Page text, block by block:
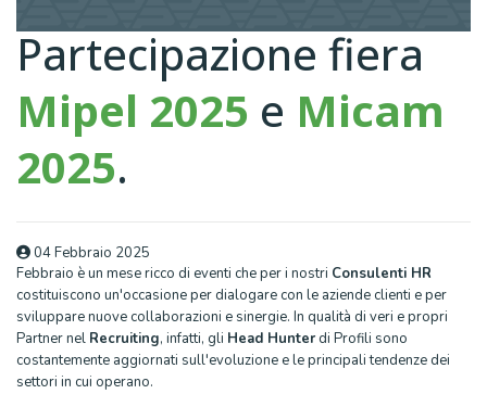
Partecipazione fiera
Mipel 2025 e Micam
2025.
04 Febbraio 2025
Febbraio è un mese ricco di eventi che per i nostri Consulenti HR
costituiscono un'occasione per dialogare con le aziende clienti e per
sviluppare nuove collaborazioni e sinergie. In qualità di veri e propri
Partner nel Recruiting, infatti, gli Head Hunterdi Profili sono
costantemente aggiornati sull'evoluzione e le principali tendenze dei
settori in cui operano.